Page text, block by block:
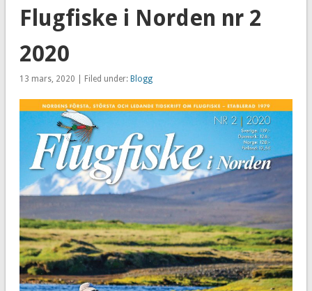
Flugfiske i Norden nr 2
2020
13 mars, 2020 | Filed under: Blogg